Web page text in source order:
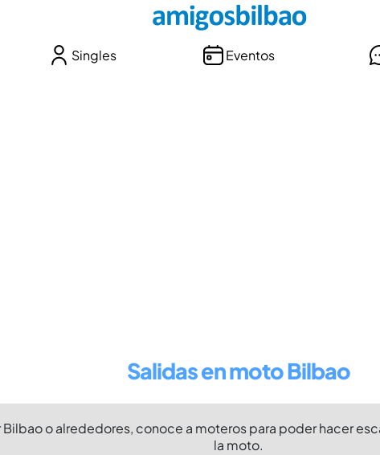
Singles Eventos
Salidas en moto Bilbao
o alrededores, conoce a moteros para poder hacer
la moto.